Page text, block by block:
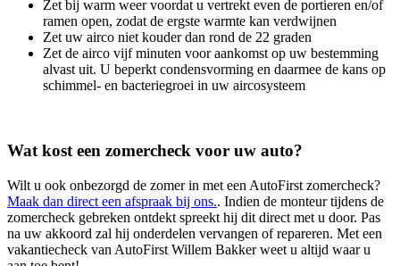
Zet bij warm weer voordat u vertrekt even de portieren en/of
ramen open, zodat de ergste warmte kan verdwijnen
Zet uw airco niet kouder dan rond de 22 graden
Zet de airco vijf minuten voor aankomst op uw bestemming
alvast uit. U beperkt condensvorming en daarmee de kans op
schimmel- en bacteriegroei in uw aircosysteem
Wat kost een zomercheck voor uw auto?
Wilt u ook onbezorgd de zomer in met een AutoFirst zomercheck?
Maak dan direct een afspraak bij ons.. Indien de monteur tijdens de
zomercheck gebreken ontdekt spreekt hij dit direct met u door. Pas
na uw akkoord zal hij onderdelen vervangen of repareren. Met een
vakantiecheck van AutoFirst Willem Bakker weet u altijd waar u